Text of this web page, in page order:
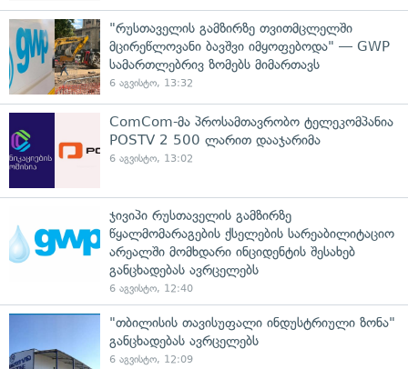
"რუსთაველის გამზირზე თვითმცლელში
მცირეწლოვანი ბავშვი იმყოფებოდა" — GWP
სამართლებრივ ზომებს მიმართავს
6 აგვისტო, 13:32
ComCom-მა პროსამთავრობო ტელეკომპანია
POSTV 2 500 ლარით დააჯარიმა
6 აგვისტო, 13:02
ჯივიპი რუსთაველის გამზირზე
წყალმომარაგების ქსელების სარეაბილიტაციო
არეალში მომხდარი ინციდენტის შესახებ
განცხადებას ავრცელებს
6 აგვისტო, 12:40
"თბილისის თავისუფალი ინდუსტრიული ზონა"
განცხადებას ავრცელებს
6 აგვისტო, 12:09